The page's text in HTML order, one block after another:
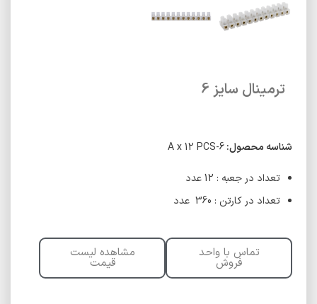
ترمینال سایز 6
شناسه محصول:6-A x 12 PCS
تعداد در جعبه : 12 عدد
تعداد در کارتن : 360 عدد
تماس با واحد
فروش
مشاهده لیست
قیمت